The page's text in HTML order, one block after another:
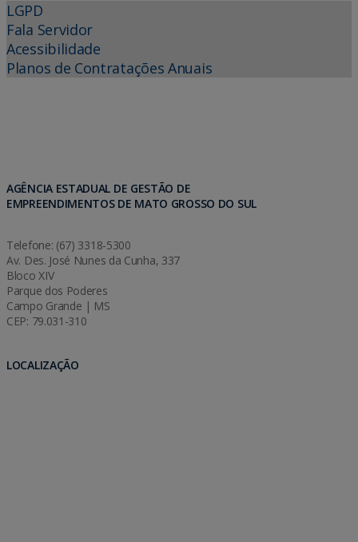
LGPD
Fala Servidor
Acessibilidade
Planos de Contratações Anuais
AGÊNCIA ESTADUAL DE GESTÃO DE
EMPREENDIMENTOS DE MATO GROSSO DO SUL
Telefone: (67) 3318-5300
Av. Des. José Nunes da Cunha, 337
Bloco XIV
Parque dos Poderes
Campo Grande | MS
CEP: 79.031-310
LOCALIZAÇÃO